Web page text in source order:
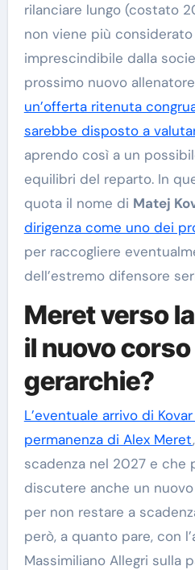
rilanciare lungo (costato
non viene più
imprescindibile dalla
prossimo nuovo
un’offerta ritenuta
sarebbe disposto a
aprendo così a un
equilibri del reparto. In
quota il nome di Matej
dirigenza come uno dei
per raccogliere
dell’estremo difensore
Meret verso
il nuovo
gerarchie?
L’eventuale arrivo di
permanenza di Alex Meret
scadenza nel 2027 e
discutere anche un
per non restare a
però, a quanto pare, con
Massimiliano Allegri sulla